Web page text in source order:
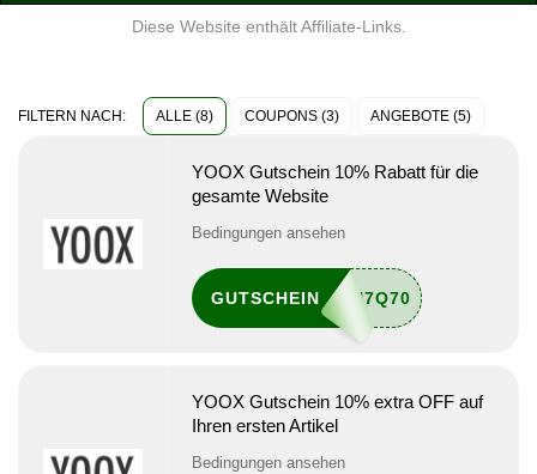
Diese Website enthält Affiliate-Links.
FILTERN NACH: ALLE (8) COUPONS (3) ANGEBOTE (5)
YOOX Gutschein 10% Rabatt für die
gesamte Website
Bedingungen ansehen
GUTSCHEIN
YOOX Gutschein 10% extra OFF auf
Ihren ersten Artikel
Bedingungen ansehen